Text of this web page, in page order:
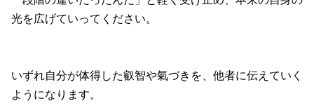
光を広げていってください。
いずれ自分が体得した叡智や氣づきを、他者に伝えていく
ようになります。